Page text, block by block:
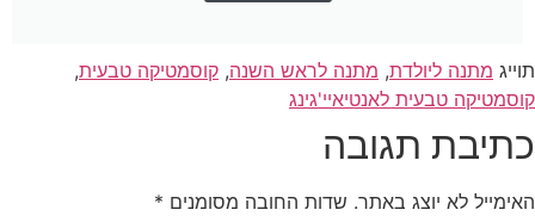
מתנה ליולדת, מתנה לראש השנה, קוסמטיקה טבעית,
טבעית לאנטיאיי'גינג
תגובה
לא יוצג באתר. שדות החובה מסומנים *